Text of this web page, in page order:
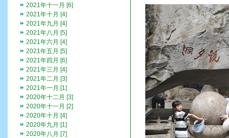
2021年十一月 [6]
2021年十月 [4]
2021年九月 [4]
2021年八月 [5]
2021年六月 [4]
2021年五月 [5]
2021年四月 [6]
2021年三月 [4]
2021年二月 [3]
2021年一月 [1]
2020年十二月 [3]
2020年十一月 [2]
2020年十月 [4]
2020年九月 [1]
2020年八月 [7]